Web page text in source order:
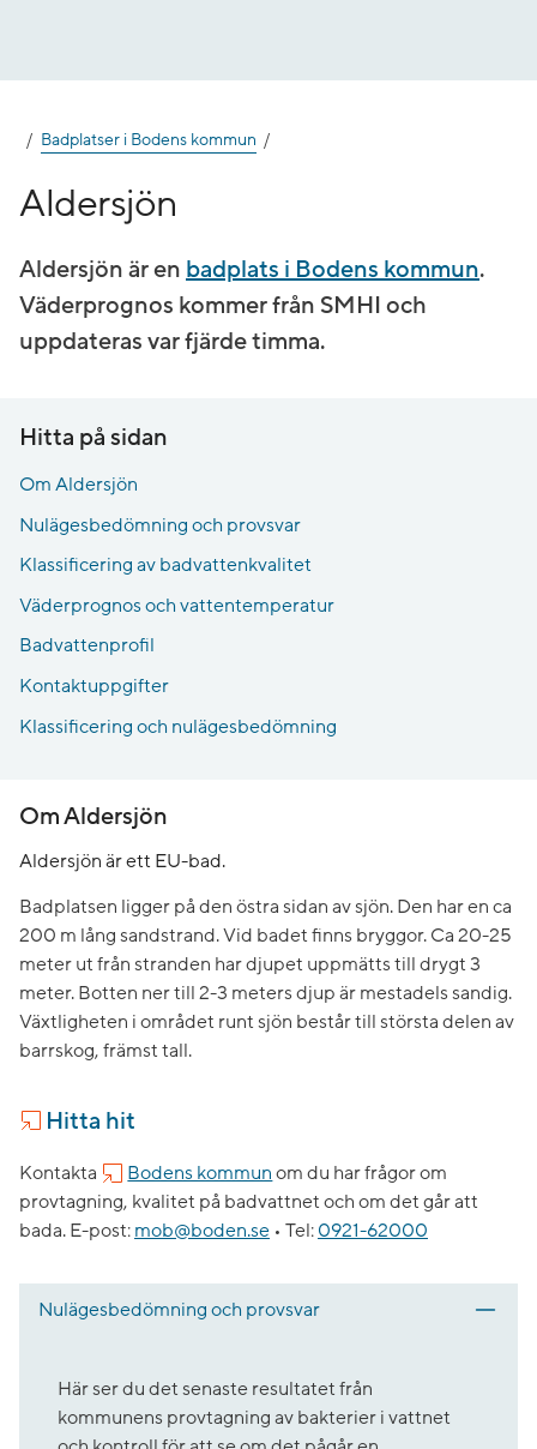
Badplatser i Bodens kommun
Aldersjön
Aldersjön är en badplats i Bodens kommun.
Väderprognos kommer från SMHI och
uppdateras var fjärde timma.
Hitta på sidan
Om Aldersjön
Nulägesbedömning och provsvar
Klassificering av badvattenkvalitet
Väderprognos och vattentemperatur
Badvattenprofil
Kontaktuppgifter
Klassificering och nulägesbedömning
Om Aldersjön
Aldersjön är ett EU-bad.
Badplatsen ligger på den östra sidan av sjön. Den har en ca
200 m lång sandstrand. Vid badet finns bryggor. Ca 20-25
meter ut från stranden har djupet uppmätts till drygt 3
meter. Botten ner till 2-3 meters djup är mestadels sandig.
Växtligheten i området runt sjön består till största delen av
barrskog, främst tall.
Hitta hit
Kontakta Bodens kommun om du har frågor om
provtagning, kvalitet på badvattnet och om det går att
bada. E-post: mob@boden.se • Tel: 0921-62000
Nulägesbedömning och provsvar
Här ser du det senaste resultatet från
kommunens provtagning av bakterier i vattnet